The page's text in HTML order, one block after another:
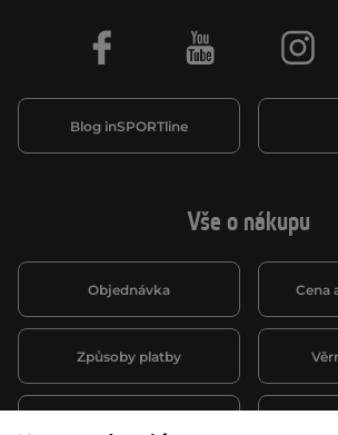
Vše o nákupu
Objednávka Cena
Způsoby platby
Blog inSPORTline
Facebook Youtube